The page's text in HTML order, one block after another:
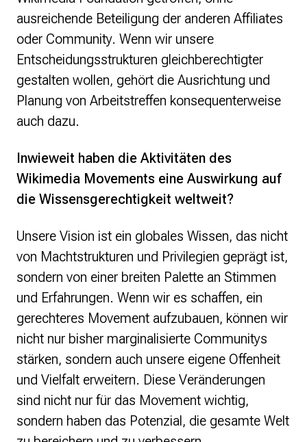
ausreichende Beteiligung der anderen Affiliates
oder Community. Wenn wir unsere
Entscheidungsstrukturen gleichberechtigter
gestalten wollen, gehört die Ausrichtung und
Planung von Arbeitstreffen konsequenterweise
auch dazu.
Inwieweit haben die Aktivitäten des
Wikimedia Movements eine Auswirkung auf
die Wissensgerechtigkeit weltweit?
Unsere Vision ist ein globales Wissen, das nicht
von Machtstrukturen und Privilegien geprägt ist,
sondern von einer breiten Palette an Stimmen
und Erfahrungen. Wenn wir es schaffen, ein
gerechteres Movement aufzubauen, können wir
nicht nur bisher marginalisierte Communitys
stärken, sondern auch unsere eigene Offenheit
und Vielfalt erweitern. Diese Veränderungen
sind nicht nur für das Movement wichtig,
sondern haben das Potenzial, die gesamte Welt